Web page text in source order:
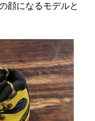
顔になるモデルと